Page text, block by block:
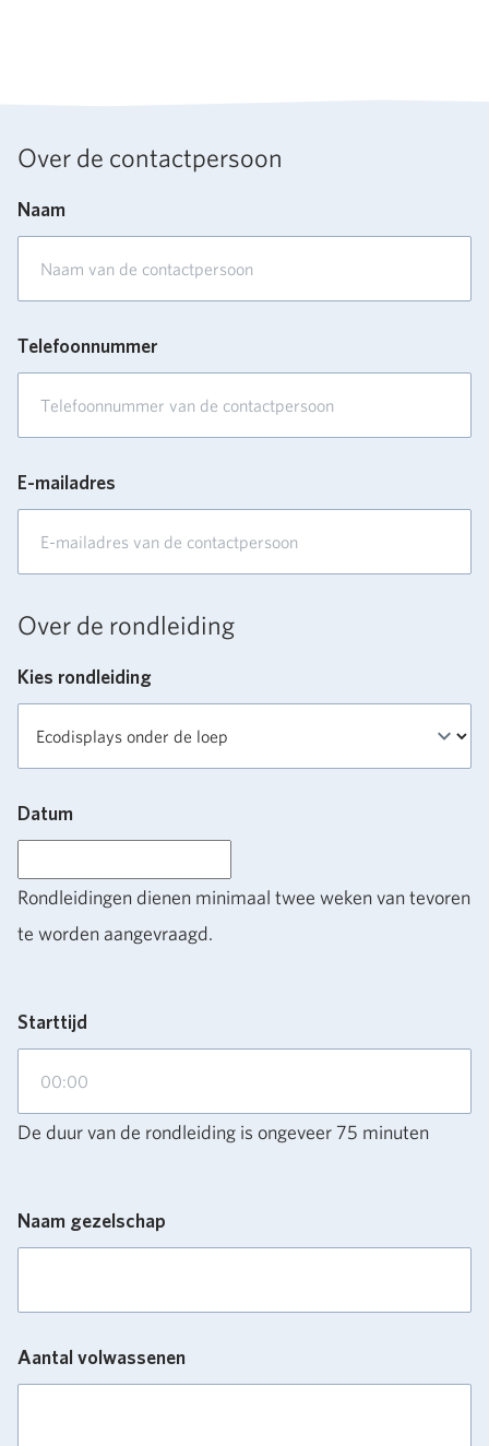
Over de contactpersoon
Naam
Telefoonnummer
E-mailadres
Over de rondleiding
Kies rondleiding
Datum
Rondleidingen dienen minimaal twee weken van tevoren
te worden aangevraagd.
Starttijd
De duur van de rondleiding is ongeveer 75 minuten
Naam gezelschap
Aantal volwassenen